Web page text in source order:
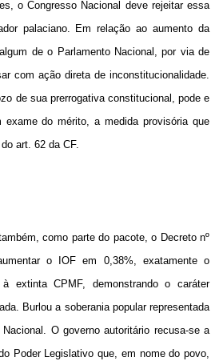
o Congresso Nacional deve rejeitar essa
palaciano. Em relação ao aumento da
de o Parlamento Nacional, por via de
com ação direta de inconstitucionalidade.
de sua prerrogativa constitucional, pode e
do mérito, a medida provisória que
art. 62 da CF.
como parte do pacote, o Decreto nº
o IOF em 0,38%, exatamente o
à extinta CPMF, demonstrando o caráter
Burlou a soberania popular representada
O governo autoritário recusa-se a
Poder Legislativo que, em nome do povo,